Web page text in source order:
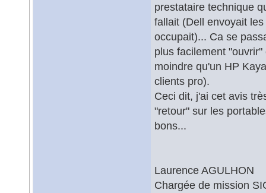
prestataire technique
fallait (Dell envoyait
occupait)... Ca se
plus facilement
moindre qu'un HP
clients pro).
Ceci dit, j'ai cet avis
"retour" sur les
bons...
Laurence AGULHON
Chargée de mission